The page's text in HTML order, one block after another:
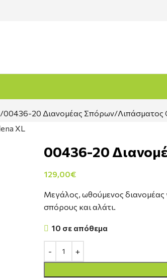
00436-20 Διανομέας Σπόρων/Λιπάσματος
00436-20
129,00€
Μεγάλος, ωθούμενος διανομέας
σπόρους και αλάτι.
10 σε απόθεμα